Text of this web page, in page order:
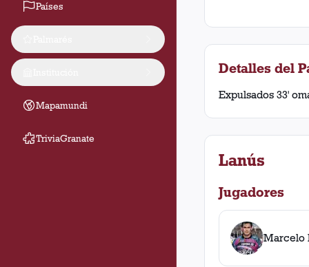
Países
Mapamundi
TriviaGranate
Detalles del
Expulsados 33'
Lanús
Jugadores
Marcelo